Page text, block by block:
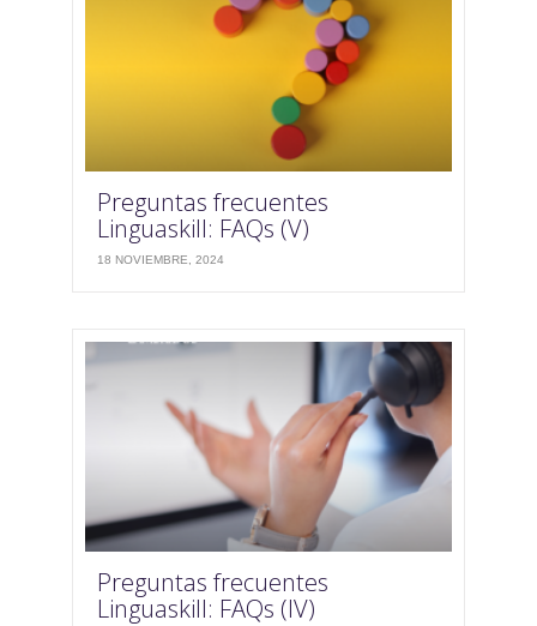
Preguntas frecuentes
Linguaskill: FAQs (V)
18 NOVIEMBRE, 2024
Preguntas frecuentes
Linguaskill: FAQs (IV)